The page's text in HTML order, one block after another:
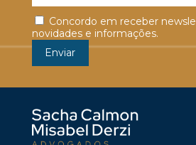
Concordo em receber
novidades e informações.